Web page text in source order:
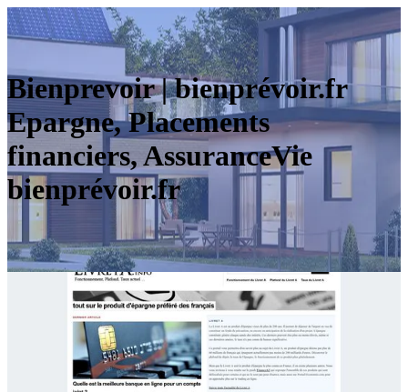
Bienprevoir | bienprévoir.fr
Epargne, Placements
financiers, AssuranceVie
bienprévoir.fr